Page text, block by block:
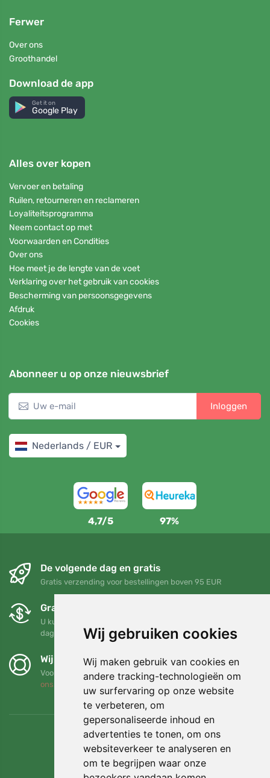
Wij gebruiken cookies
Wij maken gebruik van cookies en
andere tracking-technologieën om
uw surfervaring op onze website
te verbeteren, om
gepersonaliseerde inhoud en
advertenties te tonen, om ons
websiteverkeer te analyseren en
om te begrijpen waar onze
Ferwer
Over ons
Groothandel
Download de app
Get it on
Google Play
Alles over kopen
Vervoer en betaling
Ruilen, retourneren en reclameren
Loyaliteitsprogramma
Neem contact op met
Voorwaarden en Condities
Over ons
Hoe meet je de lengte van de voet
Verklaring over het gebruik van cookies
Bescherming van persoonsgegevens
Afdruk
Cookies
Abonneer u op onze nieuwsbrief
Inloggen
Nederlands / EUR
4,7/5 97%
De volgende dag en gratis
Gratis verzending voor bestellingen boven 95 EUR
Gratis ruilen en retourneren
U kunt uw bestelling op elk gewenst moment binnen 90
dagen retourneren of ruilen
Wij steunen Trees.org
Voor elke bestelling planten we een boom! Lees meer Over
ons